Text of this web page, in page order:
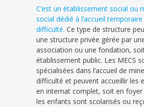
C’est un établissement social ou
social dédié à l’accueil temporaire
difficulté. Ce type de structure
une structure privée gérée par
association ou une fondation,
établissement public. Les MECS
spécialisées dans l’accueil de
difficulté et peuvent accueillir les
en internat complet, soit en
les enfants sont scolarisés ou